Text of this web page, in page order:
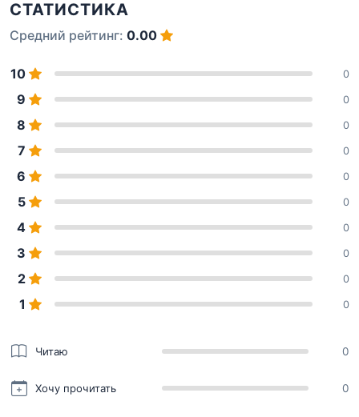
СТАТИСТИКА
Средний рейтинг: 0.00
10 0
9 0
8 0
7 0
6 0
5 0
4 0
3 0
2 0
1 0
Читаю 0
Хочу прочитать 0